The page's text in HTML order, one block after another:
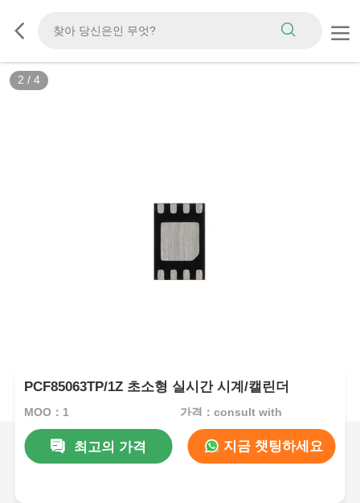
2 / 4
PCF85063TP/1Z 초소형 실시간 시계/캘린더
MOQ：1 가격：consult with
최고의 가격 지금 챗팅하세요